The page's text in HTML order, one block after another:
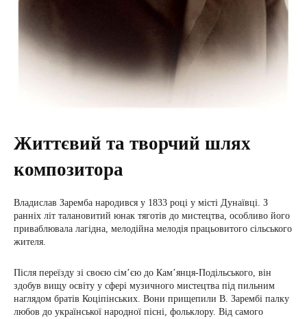
Життєвий та творчий шлях
композитора
Владислав Заремба народився у 1833 році у місті Дунаївці. З
ранніх літ талановитий юнак тяготів до мистецтва, особливо його
приваблювала лагідна, мелодійна мелодія працьовитого сільського
жителя.
Після переїзду зі своєю сім’єю до Кам’янця-Подільського, він
здобув вищу освіту у сфері музичного мистецтва під пильним
наглядом братів Коціпінських. Вони прищепили В. Зарембі палку
любов до української народної пісні, фольклору. Від самого